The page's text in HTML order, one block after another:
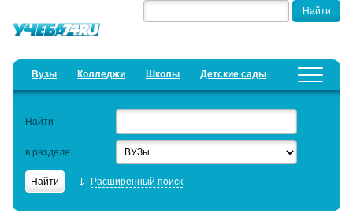
Вузы Колледжи Школы Детские сады
Добавить уч. заведение Предложить новость
Найти
в разделе
Расширенный поиск